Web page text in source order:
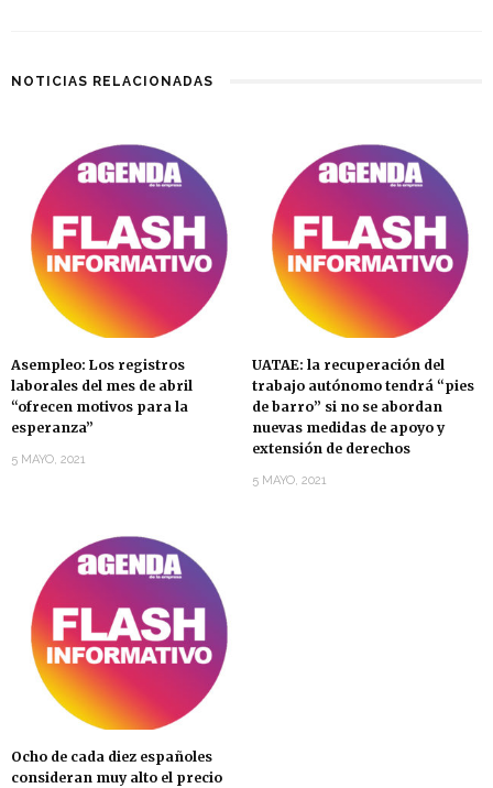
NOTICIAS RELACIONADAS
Asempleo: Los registros
laborales del mes de abril
“ofrecen motivos para la
esperanza”
5 MAYO, 2021
UATAE: la recuperación del
trabajo autónomo tendrá “pies
de barro” si no se abordan
nuevas medidas de apoyo y
extensión de derechos
5 MAYO, 2021
Ocho de cada diez españoles
consideran muy alto el precio